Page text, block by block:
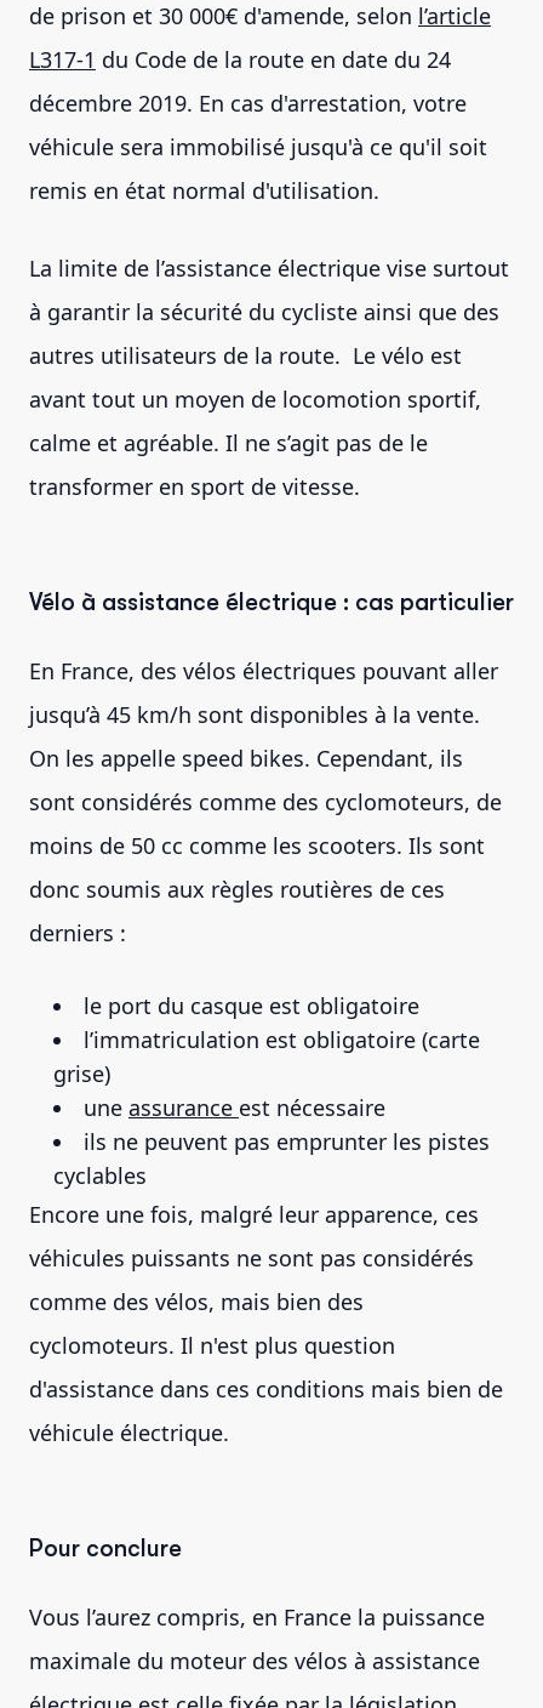
de prison et 30 000€ d'amende, selon l’article
L317-1 du Code de la route en date du 24
décembre 2019. En cas d'arrestation, votre
véhicule sera immobilisé jusqu'à ce qu'il soit
remis en état normal d'utilisation.
La limite de l’assistance électrique vise surtout
à garantir la sécurité du cycliste ainsi que des
autres utilisateurs de la route. Le vélo est
avant tout un moyen de locomotion sportif,
calme et agréable. Il ne s’agit pas de le
transformer en sport de vitesse.
Vélo à assistance électrique : cas particulier
En France, des vélos électriques pouvant aller
jusqu’à 45 km/h sont disponibles à la vente.
On les appelle speed bikes. Cependant, ils
sont considérés comme des cyclomoteurs, de
moins de 50 cc comme les scooters. Ils sont
donc soumis aux règles routières de ces
derniers :
le port du casque est obligatoire
l’immatriculation est obligatoire (carte
grise)
une assurance est nécessaire
ils ne peuvent pas emprunter les pistes
cyclables
Encore une fois, malgré leur apparence, ces
véhicules puissants ne sont pas considérés
comme des vélos, mais bien des
cyclomoteurs. Il n'est plus question
d'assistance dans ces conditions mais bien de
véhicule électrique.
Pour conclure
Vous l’aurez compris, en France la puissance
maximale du moteur des vélos à assistance